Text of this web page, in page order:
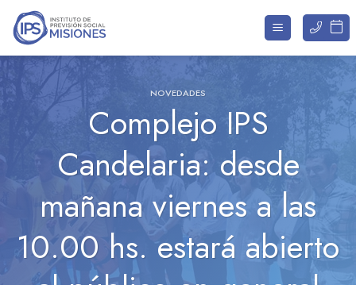
Saltar
contenido
NOVEDADES
Complejo IPS
Candelaria: desde
mañana viernes a las
10.00 hs. estará abierto